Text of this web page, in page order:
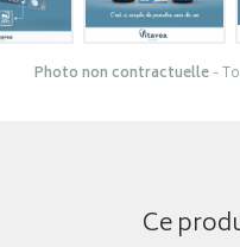
Photo non contractuelle-
Ce